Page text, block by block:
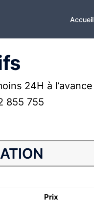
Accueil
24H à l’avance
855 755
Prix